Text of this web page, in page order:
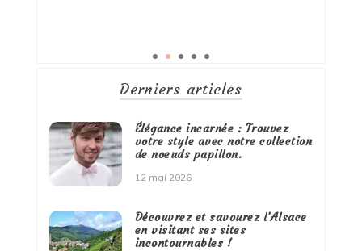
Derniers articles
Élégance incarnée : Trouvez
votre style avec notre collection
de noeuds papillon.
12 mai 2026
Découvrez et savourez l’Alsace
en visitant ses sites
incontournables !